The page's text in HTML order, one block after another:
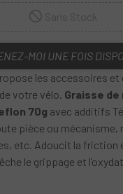
MOI UNE FOIS
les accessoires
votre vélo. Graisse
70g avec additifs
pièce ou mécanisme,
etc. Adoucit la friction
le grippage et